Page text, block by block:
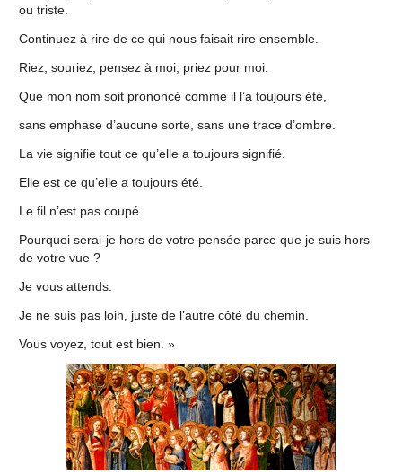
ou triste.
Continuez à rire de ce qui nous faisait rire ensemble.
Riez, souriez, pensez à moi, priez pour moi.
Que mon nom soit prononcé comme il l’a toujours été,
sans emphase d’aucune sorte, sans une trace d’ombre.
La vie signifie tout ce qu’elle a toujours signifié.
Elle est ce qu’elle a toujours été.
Le fil n’est pas coupé.
Pourquoi serai-je hors de votre pensée parce que je suis hors
de votre vue ?
Je vous attends.
Je ne suis pas loin, juste de l’autre côté du chemin.
Vous voyez, tout est bien. »